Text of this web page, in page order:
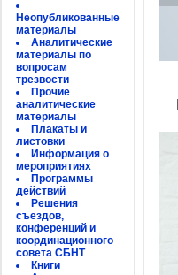
Неопубликованные
материалы
Аналитические
материалы по
вопросам
трезвости
Прочие
аналитические
материалы
Плакаты и
листовки
Информация о
мероприятиях
Программы
действий
Решения
съездов,
конференций и
координационного
совета СБНТ
Книги